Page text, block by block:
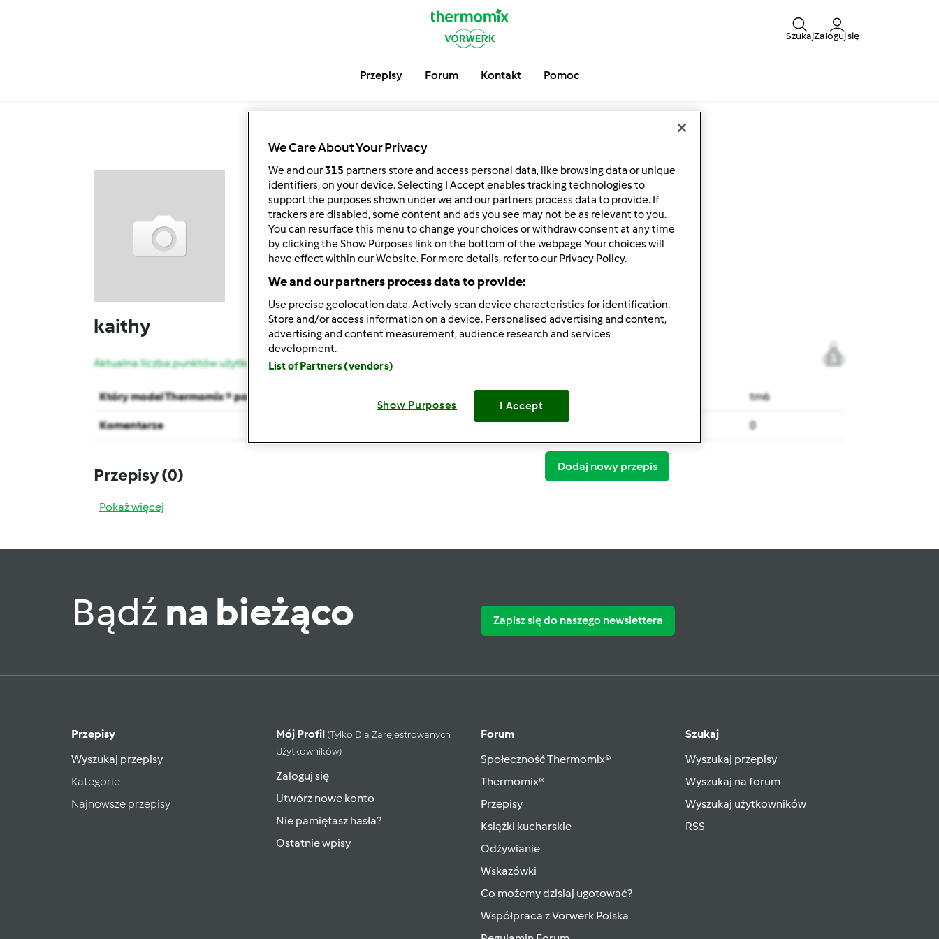
SzukajZaloguj się
Przepisy Forum Kontakt Pomoc
kaithy
Obserwuj Block
kaithy
1
Aktualna liczba punktów użytkownika: 2
Który model Thermomix ® posiadasz? tm6
Komentarze 0
Przepisy(0)
Pokaż więcej
Dodaj nowy przepis
Bądź na bieżąco Zapisz się do naszego newslettera
Przepisy
Wyszukaj przepisy
Kategorie
Najnowsze przepisy
Mój Profil (tylko Dla Zarejestrowanych
Użytkowników)
Zaloguj się
Utwórz nowe konto
Nie pamiętasz hasła?
Ostatnie wpisy
Forum
Społeczność Thermomix®
Thermomix®
Przepisy
Książki kucharskie
Odżywianie
Wskazówki
Co możemy dzisiaj ugotować?
Współpraca z Vorwerk Polska
Szukaj
Wyszukaj przepisy
Wyszukaj na forum
Wyszukaj użytkowników
RSS
We Care About Your Privacy
We and our315 partners store and access personal data, like browsing data or unique
identifiers, on your device. Selecting I Accept enables tracking technologies to
support the purposes shown under we and our partners process data to provide. If
trackers are disabled, some content and ads you see may not be as relevant to you.
You can resurface this menu to change your choices or withdraw consent at any time
by clicking the Show Purposes link on the bottom of the webpage .Your choices will
have effect within our Website. For more details, refer to our Privacy Policy.
We and our partners process data to provide:
Use precise geolocation data. Actively scan device characteristics for identification.
Store and/or access information on a device. Personalised advertising and content,
advertising and content measurement, audience research and services
development.
List of Partners (vendors)
Show Purposes I Accept